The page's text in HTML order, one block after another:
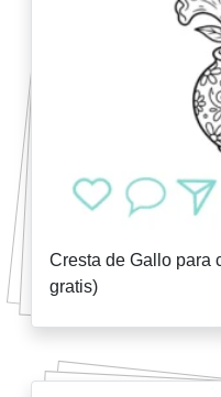
Cresta de Gallo para
gratis)